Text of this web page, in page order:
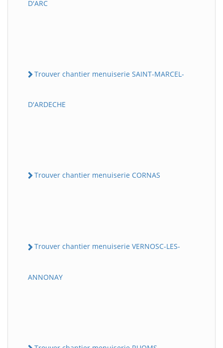
D'ARC
Trouver chantier menuiserie SAINT-MARCEL-
D'ARDECHE
Trouver chantier menuiserie CORNAS
Trouver chantier menuiserie VERNOSC-LES-
ANNONAY